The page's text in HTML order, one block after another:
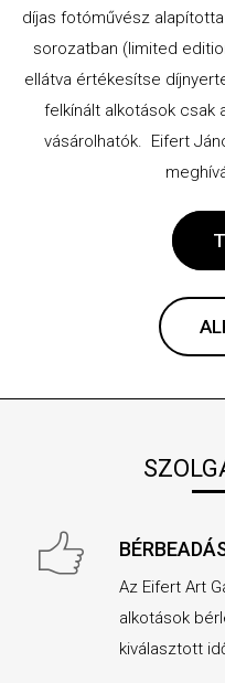
díjas fotóművész
sorozatban (limited
ellátva értékesítse
felkínált alkotások csak
vásárolhatók. Eifert
Az Eifert Art
alkotások
kiválasztott